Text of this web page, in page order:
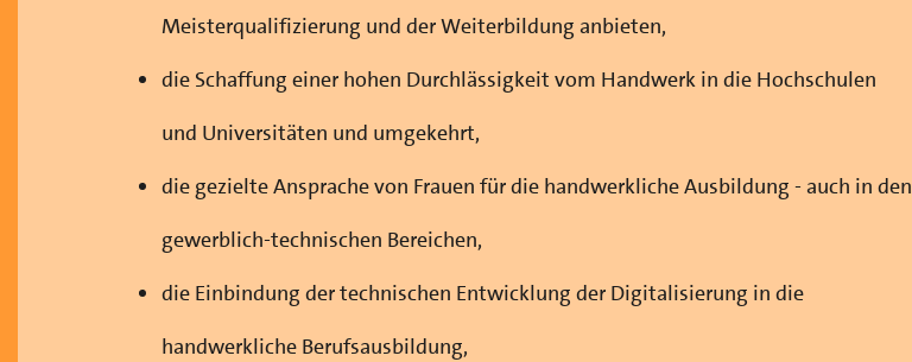
Meisterqualifizierung und der Weiterbildung anbieten,
die Schaffung einer hohen Durchlässigkeit vom Handwerk in die Hochschulen
und Universitäten und umgekehrt,
die gezielte Ansprache von Frauen für die handwerkliche Ausbildung - auch in den
gewerblich-technischen Bereichen,
die Einbindung der technischen Entwicklung der Digitalisierung in die
handwerkliche Berufsausbildung,